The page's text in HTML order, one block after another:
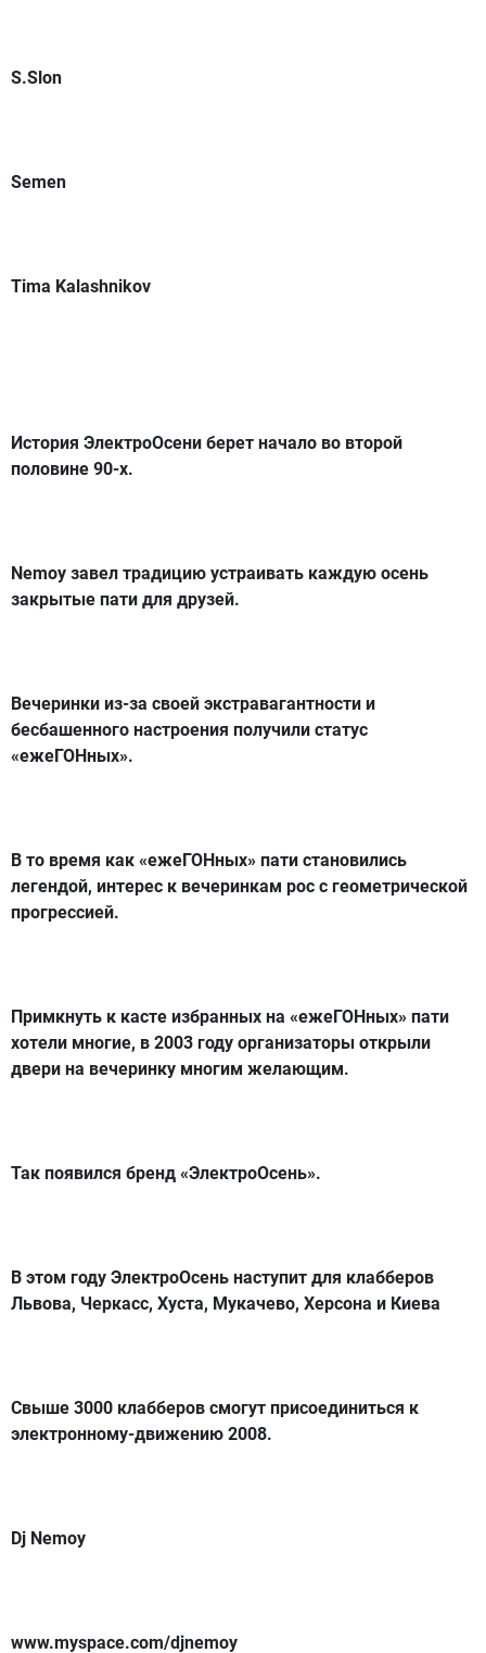
S.Slon
Semen
Tima Kalashnikov
История ЭлектроОсени берет начало во второй
половине 90-х.
Nemoy завел традицию устраивать каждую осень
закрытые пати для друзей.
Вечеринки из-за своей экстравагантности и
бесбашенного настроения получили статус
«ежеГОНных».
В то время как «ежеГОНных» пати становились
легендой, интерес к вечеринкам рос с геометрической
прогрессией.
Примкнуть к касте избранных на «ежеГОНных» пати
хотели многие, в 2003 году организаторы открыли
двери на вечеринку многим желающим.
Так появился бренд «ЭлектроОсень».
В этом году ЭлектроОсень наступит для клабберов
Львова, Черкасс, Хуста, Мукачево, Херсона и Киева
Свыше 3000 клабберов смогут присоединиться к
электронному-движению 2008.
Dj Nemoy
www.myspace.com/djnemoy